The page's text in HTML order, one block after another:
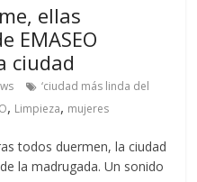
ellas
EMASEO
ciudad
‘ciudad más linda del
, Limpieza, mujeres
todos duermen, la ciudad
la madrugada. Un sonido